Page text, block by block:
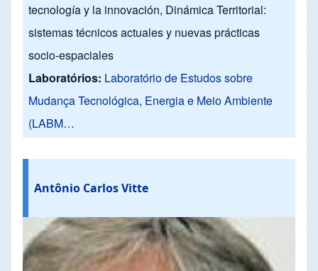
tecnología y la innovación, Dinámica Territorial:
sistemas técnicos actuales y nuevas prácticas
socio-espaciales
Laboratórios: Laboratório de Estudos sobre
Mudança Tecnológica, Energia e Meio Ambiente
(LABM…
Antônio Carlos Vitte